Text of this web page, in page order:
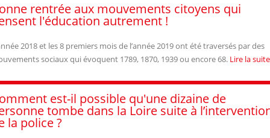
rentrée aux mouvements citoyens qui
l'éducation autrement !
2018 et les 8 premiers mois de l’année 2019 ont été traversés par des
sociaux qui évoquent 1789, 1870, 1939 ou encore 68. Lire la
est-il possible qu'une dizaine de
tombe dans la Loire suite à
la police ?